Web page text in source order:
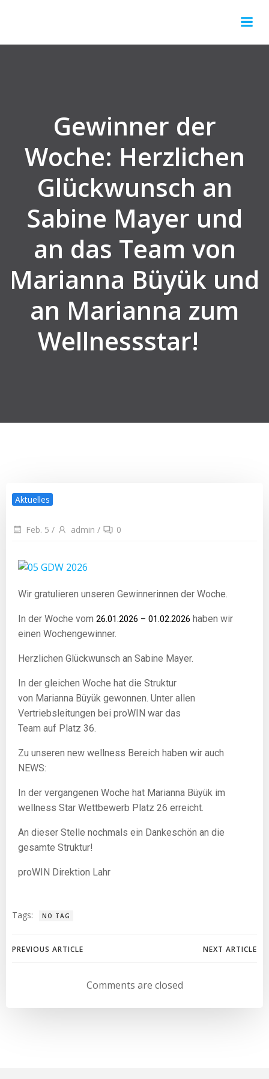
Gewinner der
Woche: Herzlichen
Glückwunsch an
Sabine Mayer und
an das Team von
Marianna Büyük und
an Marianna zum
Wellnessstar!
Aktuelles
Feb. 5 / admin / 0
Wir gratulieren unseren Gewinnerinnen der Woche.
In der Woche vom 26.01.2026 – 01.02.2026 haben wir
einen Wochengewinner.
Herzlichen Glückwunsch an Sabine Mayer.
In der gleichen Woche hat die Struktur
von Marianna Büyük gewonnen. Unter allen
Vertriebsleitungen bei proWIN war das
Team auf Platz 36.
Zu unseren new wellness Bereich haben wir auch
NEWS:
In der vergangenen Woche hat Marianna Büyük im
wellness Star Wettbewerb Platz 26 erreicht.
An dieser Stelle nochmals ein Dankeschön an die
gesamte Struktur!
proWIN Direktion Lahr
Tags: NO TAG
PREVIOUS ARTICLE NEXT ARTICLE
Comments are closed